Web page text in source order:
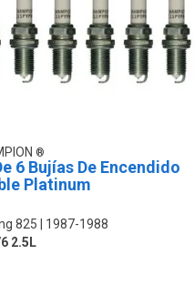
6 Bujías De Encendido
Platinum
825
1987-1988
2.5L